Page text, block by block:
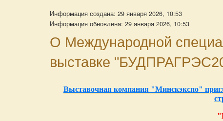
Информация создана: 29 января 2026, 10:53
Информация обновлена: 29 января 2026, 10:53
О Международной
выставке
Выставочная компания "Минскэкспо"